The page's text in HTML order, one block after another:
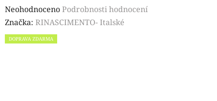
Průměrné
hodnocení
produktu
NeohodnocenoPodrobnosti hodnocení
Značka: RINASCIMENTO- Italské
DOPRAVA ZDARMA